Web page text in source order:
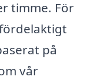
timme. För
på
vår